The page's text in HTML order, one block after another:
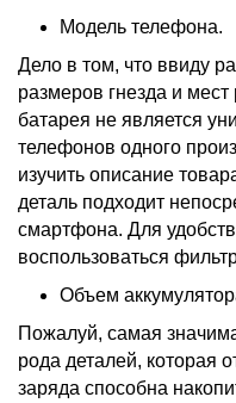
Модель телефона.
Дело в том, что ввиду
размеров гнезда и
батарея не является
телефонов одного
изучить описание
деталь подходит
смартфона. Для
воспользоваться
Объем
Пожалуй, самая
рода деталей, которая
заряда способна